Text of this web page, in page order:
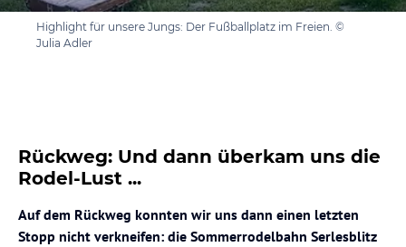
Highlight für unsere Jungs: Der Fußballplatz im Freien. ©
Julia Adler
Rückweg: Und dann überkam uns die
Rodel-Lust ...
Auf dem Rückweg konnten wir uns dann einen letzten
Stopp nicht verkneifen: die Sommerrodelbahn Serlesblitz